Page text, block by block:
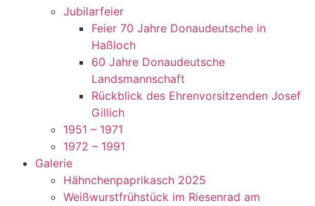
Jubilarfeier
Feier 70 Jahre Donaudeutsche in
Haßloch
60 Jahre Donaudeutsche
Landsmannschaft
Rückblick des Ehrenvorsitzenden Josef
Gillich
1951 – 1971
1972 – 1991
Galerie
Hähnchenpaprikasch 2025
Weißwurstfrühstück im Riesenrad am